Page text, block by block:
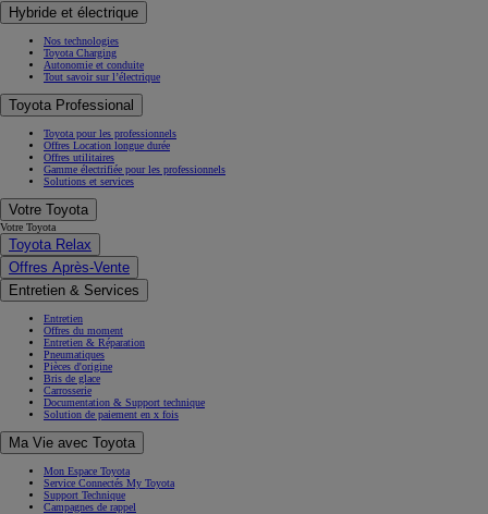
Hybride et électrique
Nos technologies
Toyota Charging
Autonomie et conduite
Tout savoir sur l’électrique
Toyota Professional
Toyota pour les professionnels
Offres Location longue durée
Offres utilitaires
Gamme électrifiée pour les professionnels
Solutions et services
Votre Toyota
Votre Toyota
Toyota Relax
Offres Après-Vente
Entretien & Services
Entretien
Offres du moment
Entretien & Réparation
Pneumatiques
Pièces d'origine
Bris de glace
Carrosserie
Documentation & Support technique
Solution de paiement en x fois
Ma Vie avec Toyota
Mon Espace Toyota
Service Connectés My Toyota
Support Technique
Campagnes de rappel